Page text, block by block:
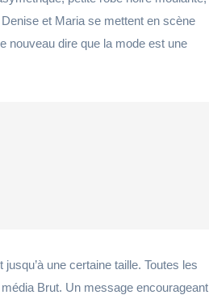
et Maria se mettent en scène
nouveau dire que la mode est une
une certaine taille. Toutes les
Brut. Un message encourageant